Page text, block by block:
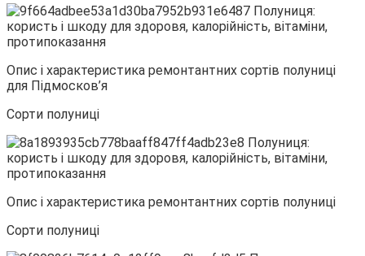
Опис і характеристика ремонтантних сортів полуниці
для Підмосков’я
Сорти полуниці
Опис і характеристика ремонтантних сортів полуниці
Сорти полуниці